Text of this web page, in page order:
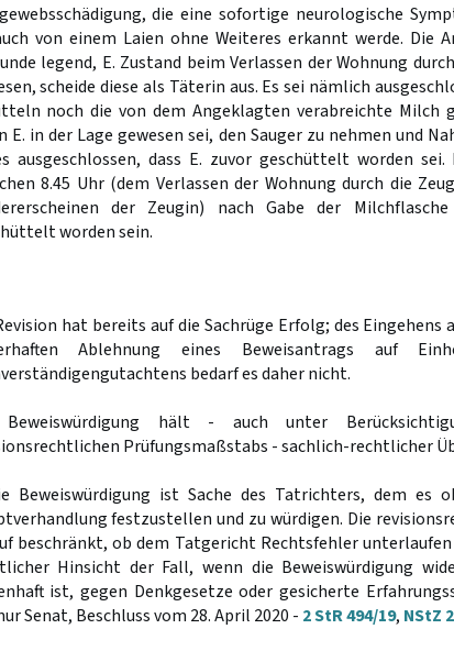
die eine sofortige neurologische
von einem Laien ohne Weiteres erkannt werde. Die
legend, E. Zustand beim Verlassen der Wohnung
scheide diese als Täterin aus. Es sei nämlich
noch die von dem Angeklagten verabreichte Milch
E. in der Lage gewesen sei, den Sauger zu nehmen und
ausgeschlossen, dass E. zuvor geschüttelt worden sei.
8.45 Uhr (dem Verlassen der Wohnung durch die
der Zeugin) nach Gabe der
worden sein.
hat bereits auf die Sachrüge Erfolg; des Eingehens
Ablehnung eines Beweisantrags auf
bedarf es daher nicht.
hält - auch unter
Prüfungsmaßstabs - sachlich-rechtlicher
Beweiswürdigung ist Sache des Tatrichters, dem es
festzustellen und zu würdigen. Die
beschränkt, ob dem Tatgericht Rechtsfehler
Hinsicht der Fall, wenn die Beweiswürdigung
ist, gegen Denkgesetze oder gesicherte
Senat, Beschluss vom 28. April 2020 - 2 StR 494/19, NStZ